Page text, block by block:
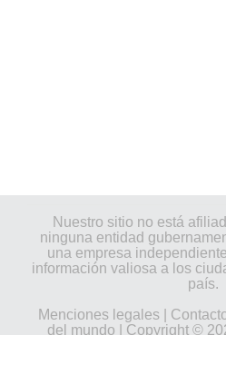
Nuestro sitio no está
ninguna entidad
una empresa
información valiosa a los
país.
Menciones legales
del mundo | Copyright ©